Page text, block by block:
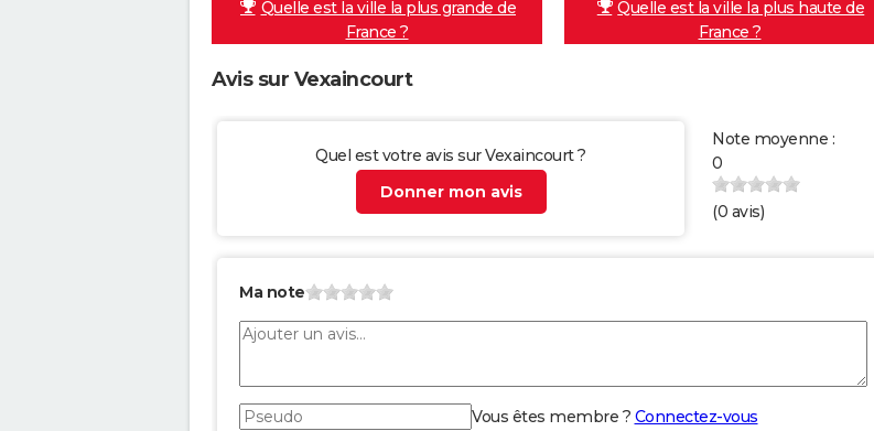
Quelle est la ville la plus grande de
France ?
Quelle est la ville la plus haute de
France ?
Avis sur Vexaincourt
Quel est votre avis sur Vexaincourt ?
Donner mon avis
Note moyenne :
0
(0 avis)
Ma note
Vous êtes membre ? Connectez-vous